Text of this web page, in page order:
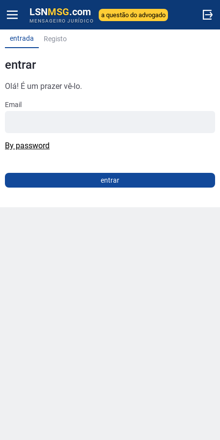
LSNMSG.com
MENSAGEIRO JURÍDICO
a questão do advogado
entrada Registo
entrar
Olá! É um prazer vê-lo.
Email
By password